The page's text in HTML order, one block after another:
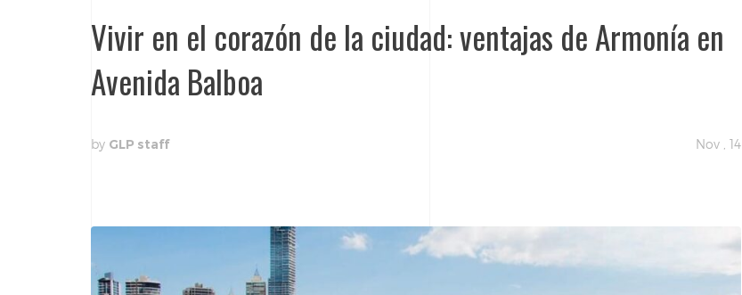
Vivir en el corazón de la ciudad: ventajas de Armonía en
Avenida Balboa
by GLP staff Nov , 14